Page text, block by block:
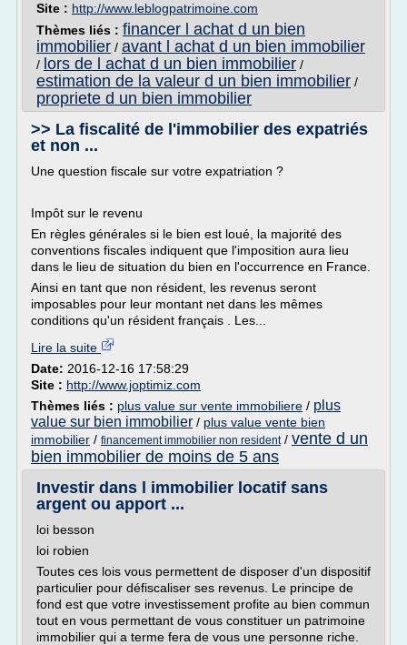
Site : http://www.leblogpatrimoine.com
Thèmes liés : financer l achat d un bien
immobilier / avant l achat d un bien immobilier
/ lors de l achat d un bien immobilier /
estimation de la valeur d un bien immobilier /
propriete d un bien immobilier
>> La fiscalité de l'immobilier des expatriés
et non ...
Une question fiscale sur votre expatriation ?
Impôt sur le revenu
En règles générales si le bien est loué, la majorité des
conventions fiscales indiquent que l'imposition aura lieu
dans le lieu de situation du bien en l'occurrence en France.
Ainsi en tant que non résident, les revenus seront
imposables pour leur montant net dans les mêmes
conditions qu'un résident français . Les...
Lire la suite
Date: 2016-12-16 17:58:29
Site : http://www.joptimiz.com
Thèmes liés : plus value sur vente immobiliere / plus
value sur bien immobilier / plus value vente bien
immobilier / financement immobilier non resident/ vente d un
bien immobilier de moins de 5 ans
Investir dans l immobilier locatif sans
argent ou apport ...
loi besson
loi robien
Toutes ces lois vous permettent de disposer d'un dispositif
particulier pour défiscaliser ses revenus. Le principe de
fond est que votre investissement profite au bien commun
tout en vous permettant de vous constituer un patrimoine
immobilier qui a terme fera de vous une personne riche.